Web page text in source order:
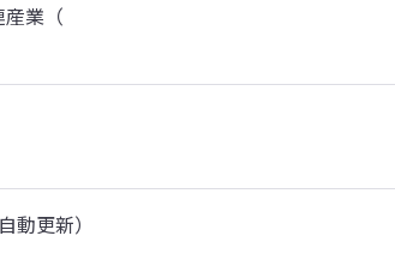
業（
更新）